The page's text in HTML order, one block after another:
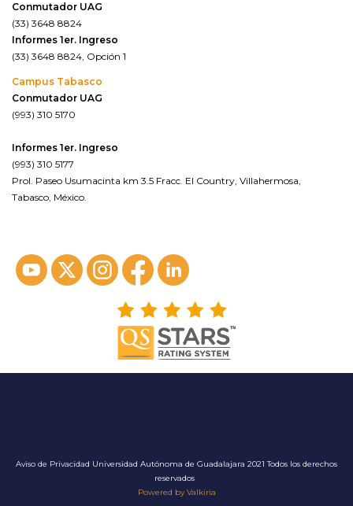
Conmutador UAG
(33) 3648 8824
Informes 1er. Ingreso
(33) 3648 8824, Opción 1
Campus Tabasco
Conmutador UAG
(993) 310 5170
Informes 1er. Ingreso
(993) 310 5177
Prol. Paseo Usumacinta km 3.5 Fracc. El Country, Villahermosa,
Tabasco, México.
Aviso de Privacidad Universidad Autónoma de Guadalajara 2021 Todos los derechos
reservados
Powered by Valkiria